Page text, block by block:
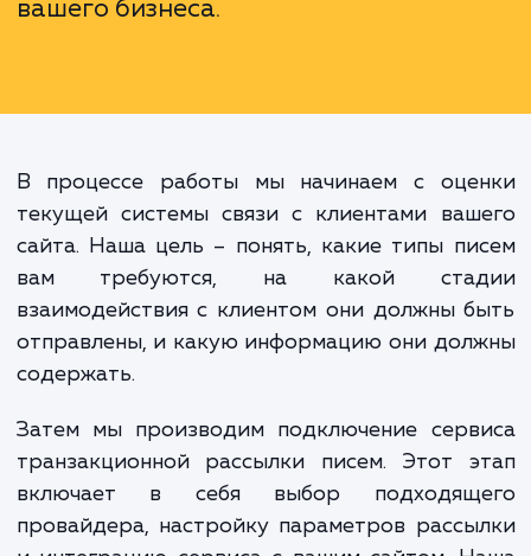
автоматизации. Это ключ к
и улучшению их опыта
подключение этого сервиса
стать важным шагом на пути к
вашего бизнеса.
В процессе работы мы начинаем с
текущей системы связи с клиентами
сайта. Наша цель – понять, какие типы